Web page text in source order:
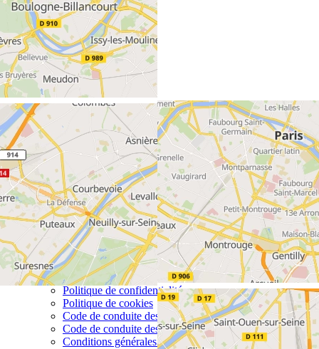
Column 1
Ciment
Granulats
Bétons
Socli
Logistique
Column 2
Informations juridiques
Politique de confidentialité
Politique de cookies
Code de conduite des fournisseurs
Code de conduite des affaires
Conditions générales d'achat et d'intervention - Extrait